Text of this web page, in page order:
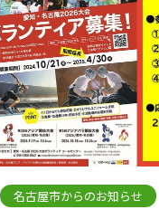
名古屋市からのお知らせ